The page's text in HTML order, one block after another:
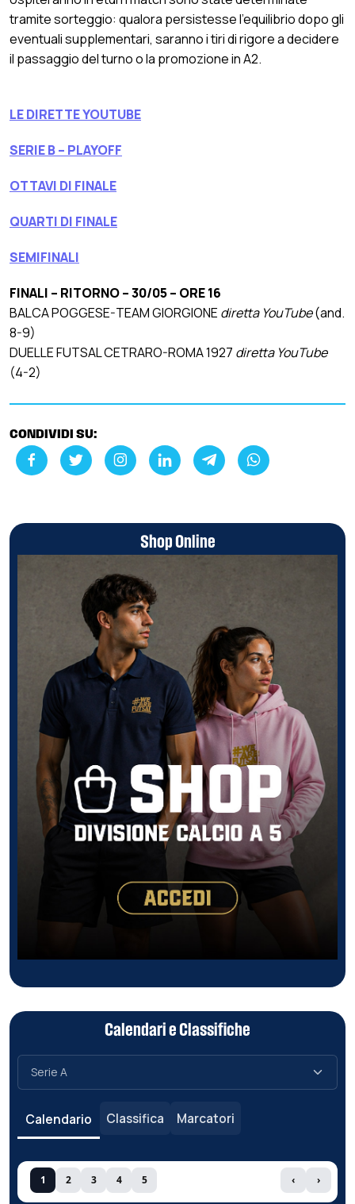
tramite sorteggio: qualora persistesse l’equilibrio dopo gli
eventuali supplementari, saranno i tiri di rigore a decidere
il passaggio del turno o la promozione in A2.
LE DIRETTE YOUTUBE
SERIE B – PLAYOFF
OTTAVI DI FINALE
QUARTI DI FINALE
SEMIFINALI
FINALI – RITORNO – 30/05 – ORE 16
BALCA POGGESE-TEAM GIORGIONE diretta YouTube(and.
8-9)
DUELLE FUTSAL CETRARO-ROMA 1927 diretta YouTube
(4-2)
CONDIVIDI SU:
Shop Online
Calendari e Classifiche
Calendario Classifica Marcatori
1 2 3 4 5 ‹ ›